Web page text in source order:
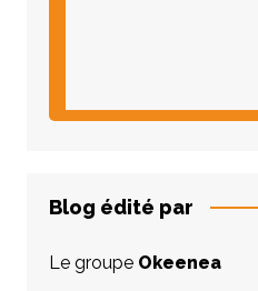
Blog édité par
Le groupe Okeenea